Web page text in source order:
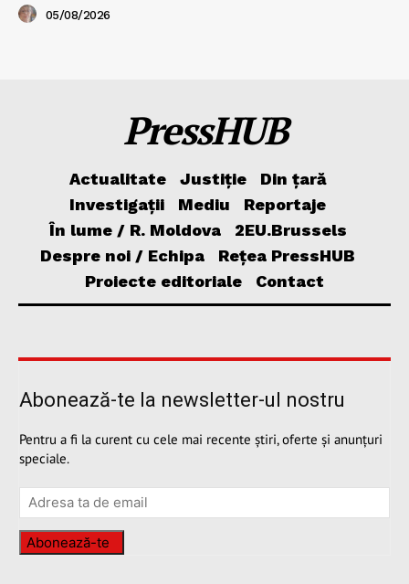
05/08/2026
PressHUB
Actualitate Justiție
Din țară
Investigații
Mediu
Reportaje
În lume / R. Moldova
2EU.Brussels
Despre noi / Echipa
Rețea PressHUB
Proiecte editoriale
Contact
Abonează-te la newsletter-ul nostru
Pentru a fi la curent cu cele mai recente știri, oferte și anunțuri
speciale.
Abonează-te